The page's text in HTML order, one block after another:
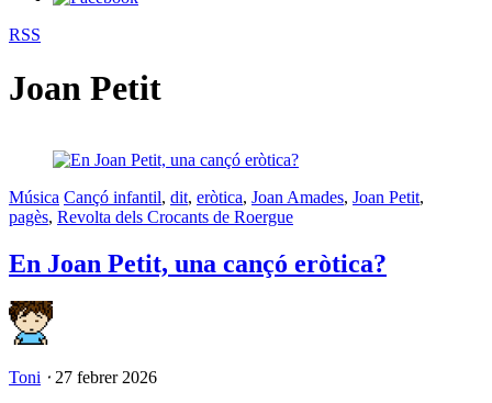
RSS
Joan Petit
Música Cançó infantil, dit, eròtica, Joan Amades, Joan Petit,
pagès, Revolta dels Crocants de Roergue
En Joan Petit, una cançó eròtica?
Toni ⋅ 27 febrer 2026